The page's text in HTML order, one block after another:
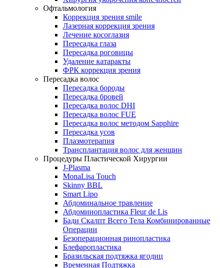
Офтальмология
Коррекция зрения smile
Лазерная коррекция зрения
Лечение косоглазия
Пересадка глаза
Пересадка роговицы
Удаление катаракты
ФРК коррекция зрения
Пересадка волос
Пересадка бороды
Пересадка бровей
Пересадка волос DHI
Пересадка волос FUE
Пересадка волос методом Sapphire
Пересадка усов
Плазмотерапия
Трансплантация волос для женщин
Процедуры Пластической Хирургии
J-Plasma
MonaLisa Touch
Skinny BBL
Smart Lipo
Абдоминальное травление
Абдоминопластика Fleur de Lis
Бади Скалпт Всего Тела Комбинированные
Операции
Безоперационная ринопластика
Блефаропластика
Бразильская подтяжка ягодиц
Временная Подтяжка